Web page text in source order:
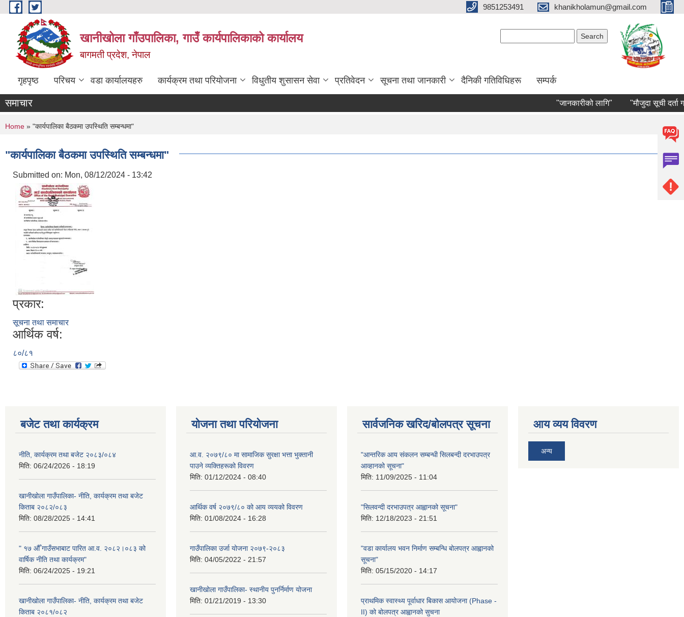
Skip to main content 9851253491 khanikholamun@gmail.com
खानीखोला गाँउपालिका, गाउँ कार्यपालिकाको कार्यालय
बागमती प्रदेश, नेपाल
गृहपृष्ठ परिचय वडा कार्यालयहरु कार्यक्रम तथा परियोजना विधुतीय शुसासन सेवा प्रतिवेदन सूचना तथा जानकारी दैनिकी गतिविधिहरू सम्पर्क
समाचार "जानकारीको लागि" "मौजुदा सूची दर्ता गर्ने
You are here
Home » "कार्यपालिका बैठकमा उपस्थिति सम्बन्धमा"
"कार्यपालिका बैठकमा उपस्थिति सम्बन्धमा"
Submitted on: Mon, 08/12/2024 - 13:42
प्रकार:
सूचना तथा समाचार
आर्थिक वर्ष:
८०/८१
बजेट तथा कार्यक्रम
नीति, कार्यक्रम तथा बजेट २०८३/०८४
मिति: 06/24/2026 - 18:19
खानीखोला गाउँपालिका- नीति, कार्यक्रम तथा बजेट
किताब २०८२/०८३
मिति: 08/28/2025 - 14:41
" १७ औँ गाउँसभाबाट पारित आ.व. २०८२।०८३ को
वार्षिक नीति तथा कार्यक्रम"
मिति: 06/24/2025 - 19:21
खानीखोला गाउँपालिका- नीति, कार्यक्रम तथा बजेट
किताब २०८१/०८२
योजना तथा परियोजना
आ.व. २०७९/८० मा सामाजिक सुरक्षा भत्ता भुक्तानी
पाउने व्यक्तिहरूको विवरण
मिति: 01/12/2024 - 08:40
आर्थिक वर्ष २०७९/८० को आय व्ययको विवरण
मिति: 01/08/2024 - 16:28
गाउँपालिका उर्जा योजना २०७९-२०८३
मिति: 04/05/2022 - 21:57
खानीखोला गाउँपालिका- स्थानीय पुनर्निर्माण योजना
मिति: 01/21/2019 - 13:30
सार्वजनिक खरिद/बोलपत्र सूचना
"आन्तरिक आय संकलन सम्बन्धी सिलबन्दी दरभाउपत्र
आव्हानको सूचना"
मिति: 11/09/2025 - 11:04
"सिलवन्दी दरभाउपत्र आह्वानको सूचना"
मिति: 12/18/2023 - 21:51
"वडा कार्यालय भवन निर्माण सम्बन्धि बोलपत्र आह्वानको
सूचना"
मिति: 05/15/2020 - 14:17
प्राथमिक स्वास्थ्य पूर्वाधार बिकास आयोजना (Phase -
II) को बोलपत्र आह्वानको सुचना
आय व्यय विवरण
अन्य